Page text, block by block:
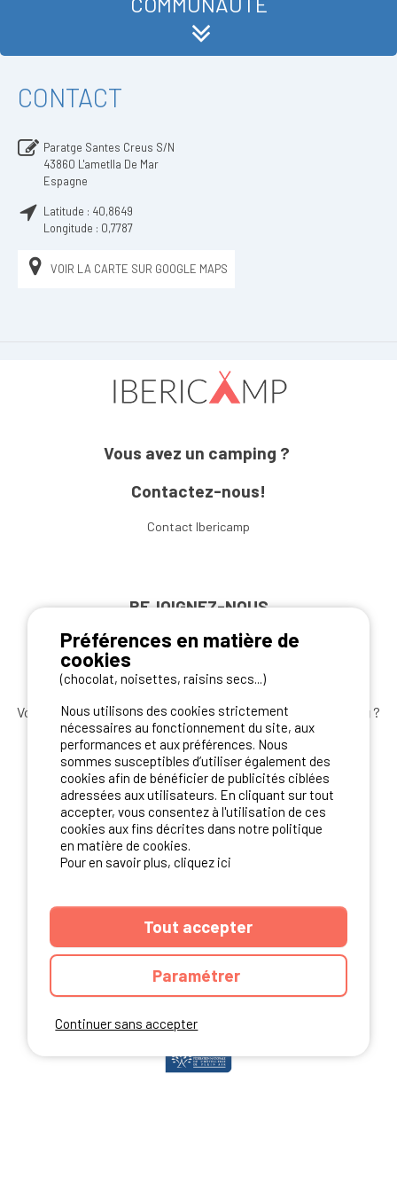
CONTACT
Paratge Santes Creus S/N
43860 L'ametlla De Mar
Espagne
Latitude : 40,8649
Longitude : 0,7787
VOIR LA CARTE SUR GOOGLE MAPS
Vous avez un camping ?
Contactez-nous!
Contact Ibericamp
REJOIGNEZ-NOUS
Vous souhaitez bénéficier desmeilleures offres camping ?
Abonnez-vous à la newsletterdès aujourd'hui
S'ABONNER
NOS PARTENAIRES
Continuer sans accepter
Préférences en matière de
cookies
(chocolat, noisettes, raisins secs...)
Nous utilisons des cookies strictement
nécessaires au fonctionnement du site, aux
performances et aux préférences. Nous
sommes susceptibles d’utiliser également des
cookies afin de bénéficier de publicités ciblées
adressées aux utilisateurs. En cliquant sur tout
accepter, vous consentez à l'utilisation de ces
cookies aux fins décrites dans notre politique
en matière de cookies.
Pour en savoir plus, cliquez ici
Tout accepter
Paramétrer